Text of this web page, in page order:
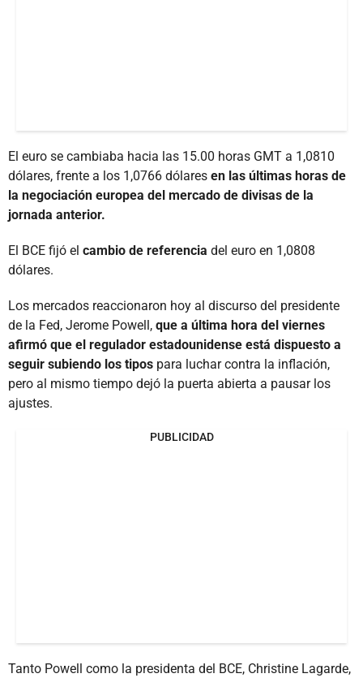
El euro se cambiaba hacia las 15.00 horas GMT a 1,0810
dólares, frente a los 1,0766 dólares en las últimas horas de
la negociación europea del mercado de divisas de la
jornada anterior.
El BCE fijó el cambio de referencia del euro en 1,0808
dólares.
Los mercados reaccionaron hoy al discurso del presidente
de la Fed, Jerome Powell, que a última hora del viernes
afirmó que el regulador estadounidense está dispuesto a
seguir subiendo los tipos para luchar contra la inflación,
pero al mismo tiempo dejó la puerta abierta a pausar los
ajustes.
PUBLICIDAD
Tanto Powell como la presidenta del BCE, Christine Lagarde,